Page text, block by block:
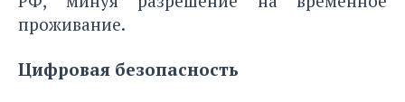
проживание.
Цифровая безопасность